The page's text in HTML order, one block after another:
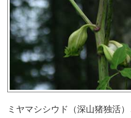
ミヤマシシウド（深山猪独活